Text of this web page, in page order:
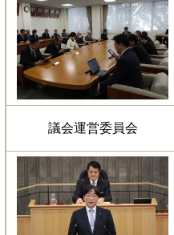
議会運営委員会